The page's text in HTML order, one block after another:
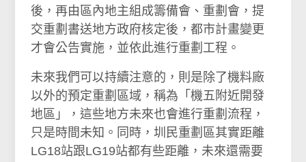
後，再由區內地主組成籌備會、重劃會，提
交重劃書送地方政府核定後，都市計畫變更
才會公告實施，並依此進行重劃工程。
未來我們可以持續注意的，則是除了機料廠
以外的預定重劃區域，稱為「機五附近開發
地區」，這些地方未來也會進行重劃流程，
只是時間未知。同時，圳民重劃區其實距離
LG18站跟LG19站都有些距離，未來還需要